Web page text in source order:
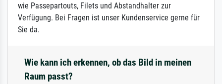
wie Passepartouts, Filets und Abstandhalter zur
Verfügung. Bei Fragen ist unser Kundenservice gerne für
Sie da.
Wie kann ich erkennen, ob das Bild in meinen
Raum passt?